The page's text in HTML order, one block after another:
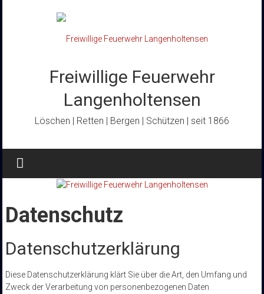
Freiwillige Feuerwehr
Langenholtensen
Löschen | Retten | Bergen | Schützen | seit 1866
Datenschutz
Datenschutzerklärung
Diese Datenschutzerklärung klärt Sie über die Art, den Umfang und
Zweck der Verarbeitung von personenbezogenen Daten